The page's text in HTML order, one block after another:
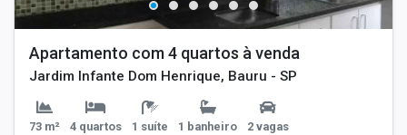
Apartamento com 4 quartos à venda
Jardim Infante Dom Henrique, Bauru - SP
73 m² 4 quartos 1 suíte 1 banheiro 2 vagas